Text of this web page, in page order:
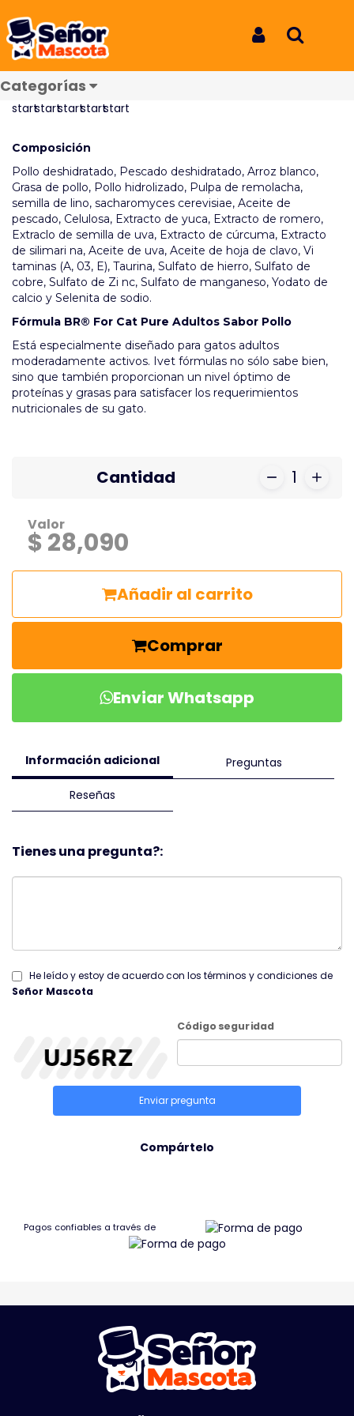
Categorías
Br Gato Adulto 1kg
Composición
Pollo deshidratado, Pescado deshidratado, Arroz blanco,
Grasa de pollo, Pollo hidrolizado, Pulpa de remolacha,
semilla de lino, sacharomyces cerevisiae, Aceite de
pescado, Celulosa, Extracto de yuca, Extracto de romero,
Extraclo de semilla de uva, Extracto de cúrcuma, Extracto
de silimari na, Aceite de uva, Aceite de hoja de clavo, Vi
taminas (A, 03, E), Taurina, Sulfato de hierro, Sulfato de
cobre, Sulfato de Zi nc, Sulfato de manganeso, Yodato de
calcio y Selenita de sodio.
Fórmula BR® For Cat Pure Adultos Sabor Pollo
Está especialmente diseñado para gatos adultos
moderadamente activos. Ivet fórmulas no sólo sabe bien,
sino que también proporcionan un nivel óptimo de
proteínas y grasas para satisfacer los requerimientos
nutricionales de su gato.
Cantidad 1
Valor
$ 28,090
Añadir al carrito
Comprar
Enviar Whatsapp
Información adicional Preguntas
Reseñas
Tienes una pregunta?:
He leído y estoy de acuerdo con los términos y condiciones de
Señor Mascota
Código seguridad
Enviar pregunta
Compártelo
Pagos confiables a través de